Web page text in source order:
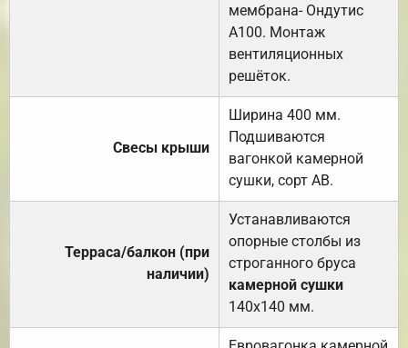
мембрана- Ондутис
А100. Монтаж
вентиляционных
решёток.
Свесы крыши
Ширина 400 мм.
Подшиваются
вагонкой камерной
сушки, сорт АВ.
Терраса/балкон (при
наличии)
Устанавливаются
опорные столбы из
строганного бруса
камерной сушки
140х140 мм.